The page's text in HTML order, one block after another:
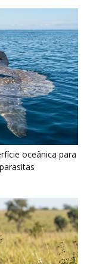
oceânica para